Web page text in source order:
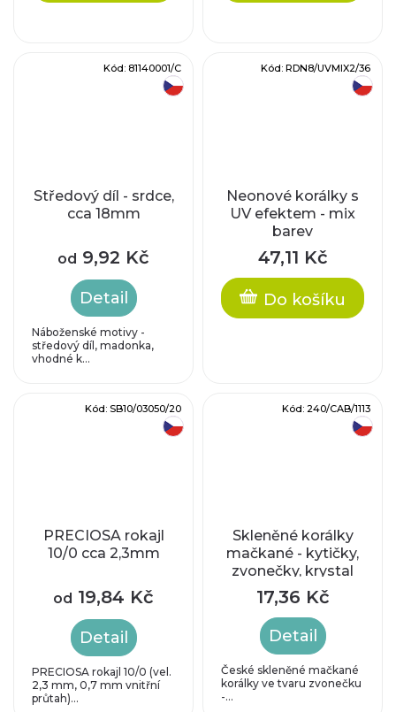
Středový díl - srdce,
cca 18mm
od 9,92 Kč
Detail
Náboženské motivy -
středový díl, madonka,
vhodné k...
Kód: 81140001/C
Neonové korálky s
UV efektem - mix
barev
47,11 Kč
Do košíku
Kód: RDN8/UVMIX2/36
PRECIOSA rokajl
10/0 cca 2,3mm
od 19,84 Kč
Detail
PRECIOSA rokajl 10/0 (vel.
2,3 mm, 0,7 mm vnitřní
průtah)...
Kód: SB10/03050/20
Skleněné korálky
mačkané - kytičky,
zvonečky, krystal
AB
17,36 Kč
Detail
České skleněné mačkané
korálky ve tvaru zvonečku
-...
Kód: 240/CAB/1113